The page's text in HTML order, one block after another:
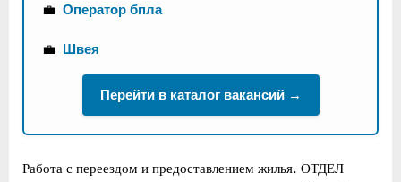
💼 Оператор бпла
💼 Швея
Перейти в каталог вакансий →
Работа с переездом и предоставлением жилья. ОТДЕЛ